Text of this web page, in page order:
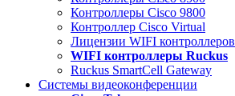
Контроллеры Cisco 9800
Контроллер Cisco Virtual
Лицензии WIFI контроллеров
WIFI контроллеры Ruckus
Ruckus SmartCell Gateway
Системы видеоконференции